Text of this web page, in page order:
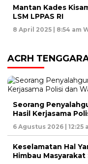
Mantan Kades
LSM LPPAS RI
8 April 2025 | 8:54 am
ACRH
Seorang
Hasil Kerjasama
6 Agustus 2026 | 12:25
Keselamatan Hal
Himbau